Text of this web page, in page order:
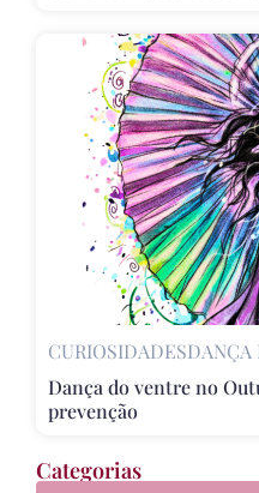
CURIOSIDADESDANÇA
Dança do ventre no
prevenção
Categorias